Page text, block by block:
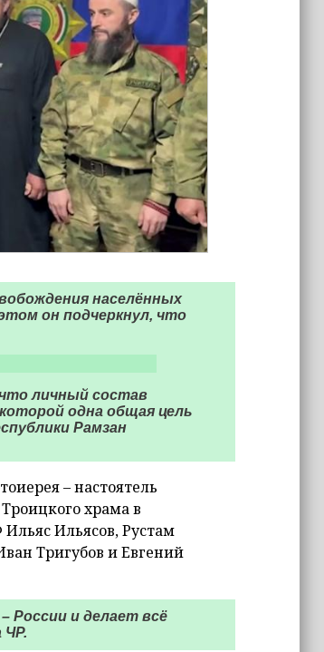
населённых
он подчеркнул, что
личный состав
одна общая цель
Рамзан
– настоятель
храма в
Ильясов, Рустам
Тригубов и Евгений
России и делает всё
ЧР.